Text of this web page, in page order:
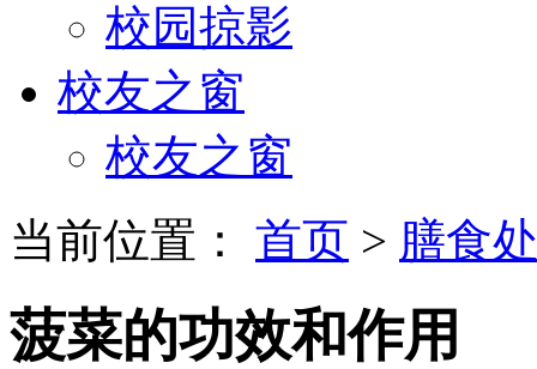
校园掠影
校友之窗
校友之窗
当前位置： 首页 > 膳食
菠菜的功效和作用